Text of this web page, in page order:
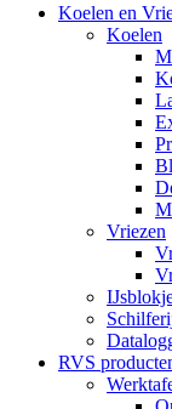
Koelen en
Koelen
Vriezen
RVS